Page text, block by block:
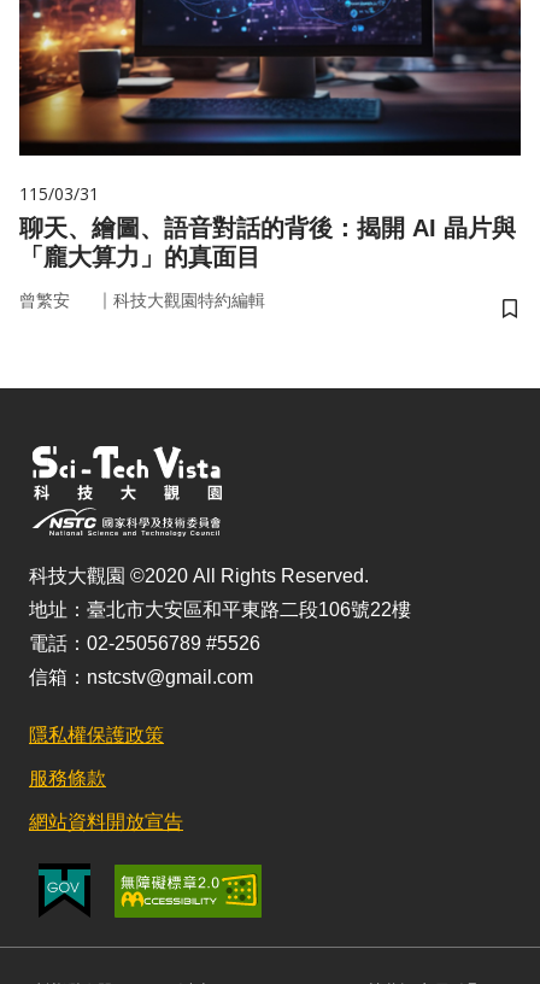
115/03/31
聊天、繪圖、語音對話的背後：揭開 AI 晶片與
「龐大算力」的真面目
曾繁安 ｜ 科技大觀園特約編輯
儲
科技大觀園 ©2020 All Rights Reserved.
地址：臺北市大安區和平東路二段106號22樓
電話：02-25056789 #5526
信箱：nstcstv@gmail.com
隱私權保護政策
服務條款
網站資料開放宣告